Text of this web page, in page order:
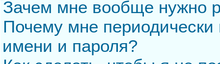
Зачем мне вообще нужно
Почему мне периодически
имени и пароля?